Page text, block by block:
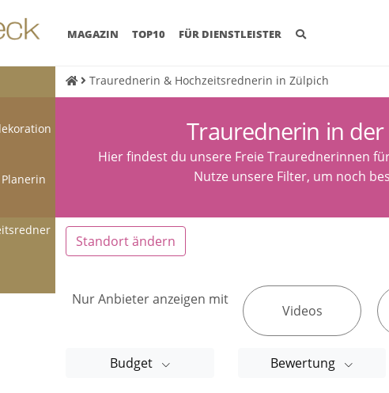
MAGAZIN (CURRENT)
TOP10 FÜR DIENSTLEISTER
Traurednerin & Hochzeitsrednerin in Zülpich
Traurednerin in
Hier findest du unsere Freie Traurednerinnen
Nutze unsere Filter, um noch
Standort ändern
Nur Anbieter anzeigen mit
Videos
Budget Bewertung